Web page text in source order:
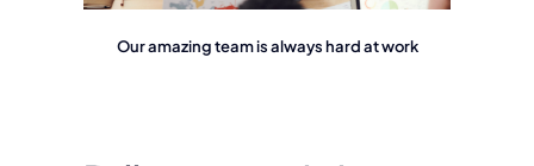
Our amazing team is always hard at work